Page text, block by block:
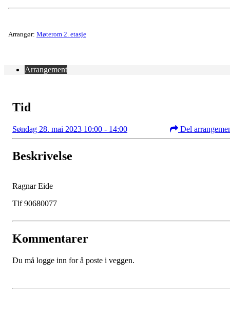
Arrangør: Møterom 2. etasje
Arrangement
Tid
Søndag 28. mai 2023 10:00 - 14:00 Del
Beskrivelse
Ragnar Eide
Tlf 90680077
Kommentarer
Du må logge inn for å poste i veggen.